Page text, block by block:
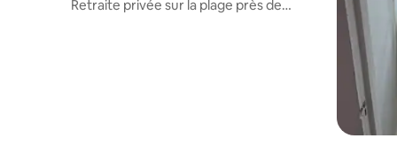
Retraite privée sur la plage près de